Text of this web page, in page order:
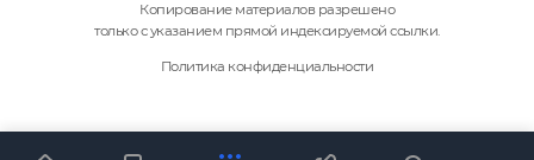
Копирование материалов разрешено
только с указанием прямой индексируемой ссылки.
Политика конфиденциальности